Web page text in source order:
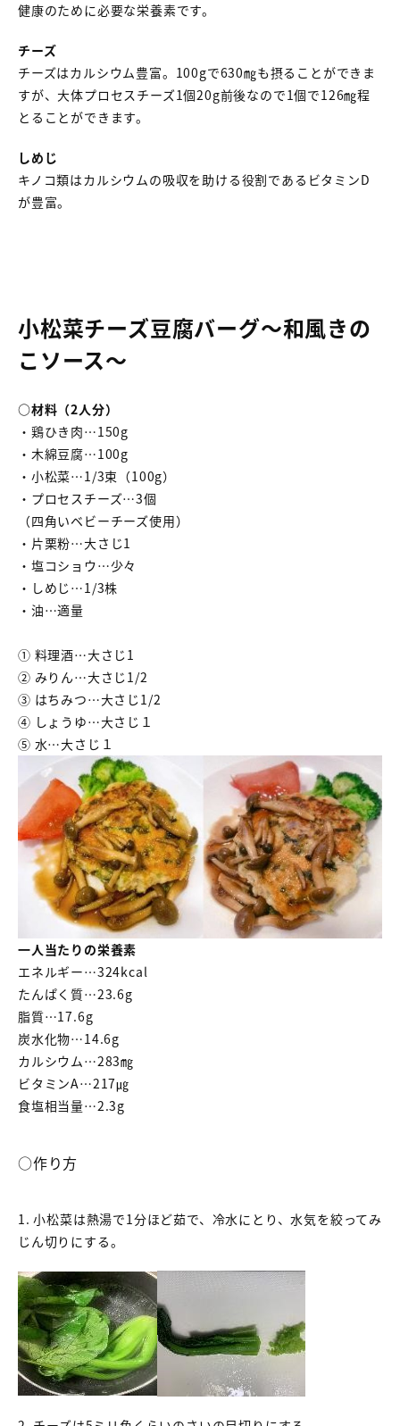
健康のために必要な栄養素です。
チーズ
チーズはカルシウム豊富。100gで630㎎も摂ることができま
すが、大体プロセスチーズ1個20g前後なので1個で126㎎程
とることができます。
しめじ
キノコ類はカルシウムの吸収を助ける役割であるビタミンD
が豊富。
小松菜チーズ豆腐バーグ～和風きの
こソース～
○材料（2人分）
・鶏ひき肉…150g
・木綿豆腐…100g
・小松菜…1/3束（100g）
・プロセスチーズ…3個
（四角いベビーチーズ使用）
・片栗粉…大さじ1
・塩コショウ…少々
・しめじ…1/3株
・油…適量
① 料理酒…大さじ1
② みりん…大さじ1/2
③ はちみつ…大さじ1/2
④ しょうゆ…大さじ１
⑤ 水…大さじ１
一人当たりの栄養素
エネルギー…324kcal
たんぱく質…23.6g
脂質…17.6g
炭水化物…14.6g
カルシウム…283㎎
ビタミンA…217㎍
食塩相当量…2.3g
○作り方
1. 小松菜は熱湯で1分ほど茹で、冷水にとり、水気を絞ってみ
じん切りにする。